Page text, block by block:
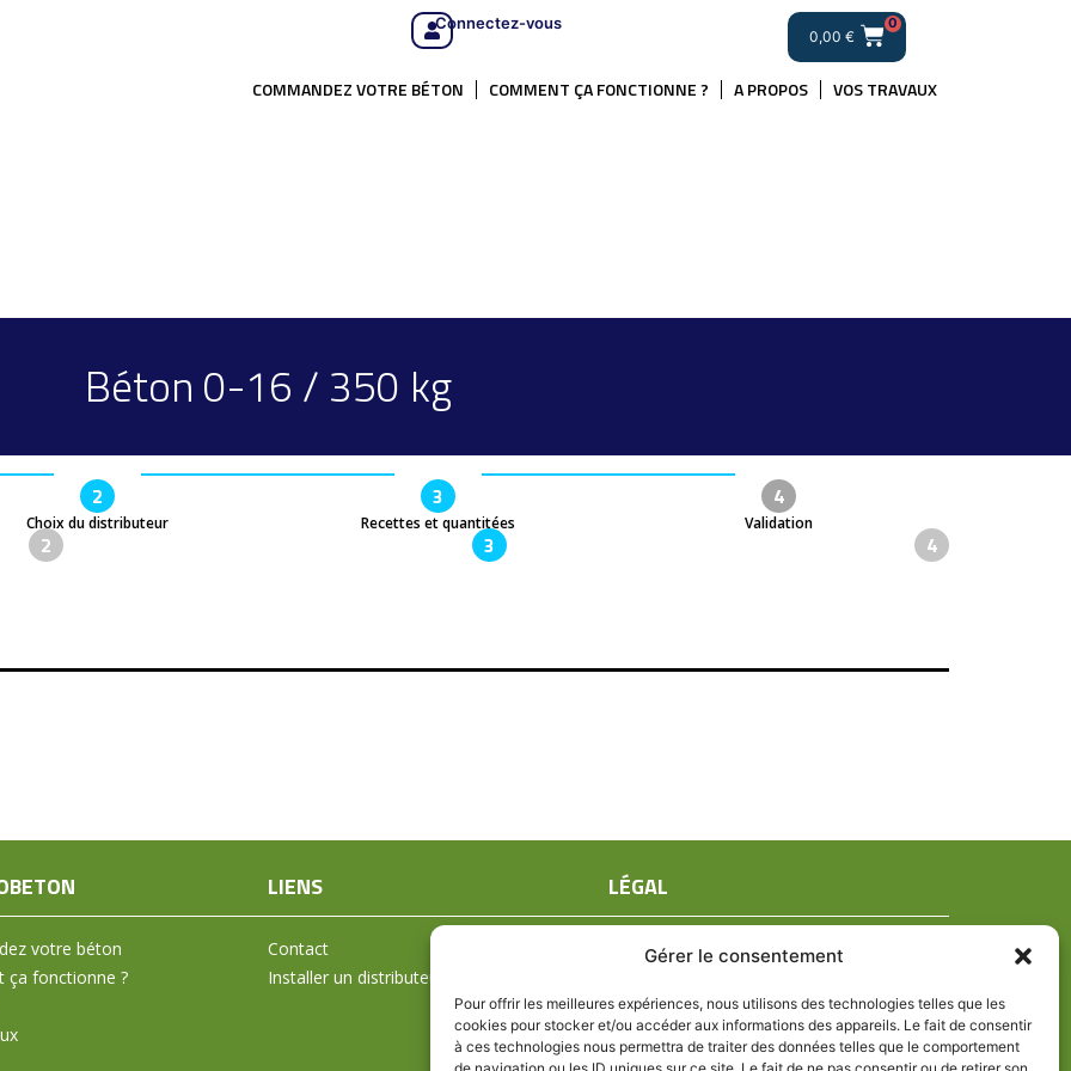
Gérer le consentement
Pour offrir les meilleures expériences, nous utilisons des technologies telles que les
cookies pour stocker et/ou accéder aux informations des appareils. Le fait de consentir
à ces technologies nous permettra de traiter des données telles que le comportement
Connectez-vous
0,00 €
0
COMMANDEZ VOTRE BÉTON COMMENT ÇA FONCTIONNE ? A PROPOS VOS TRAVAUX
Béton 0-16 / 350 kg
2
Choix du distributeur
3
Recettes et quantitées
4
Validation
2 3 4
votre béton
ça fonctionne ?
LIENS
Contact
Installer un distributeur
LÉGAL
Mentions légales
Politique de confidentialité
Politique de cookies (UE)